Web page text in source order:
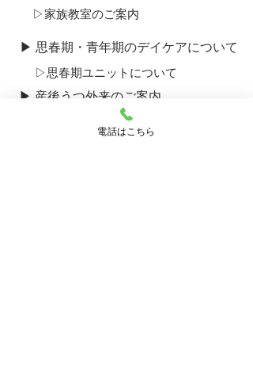
▷​家族教室のご案内
▷​思春期ユニットについて
▶ 思春期・青年期のデイケアについて
▶ 産後うつ外来のご案内
▶ ひきこもり外来のご案内
電話はこちら